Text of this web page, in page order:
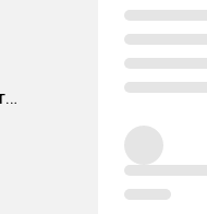
Ночной музпостинг